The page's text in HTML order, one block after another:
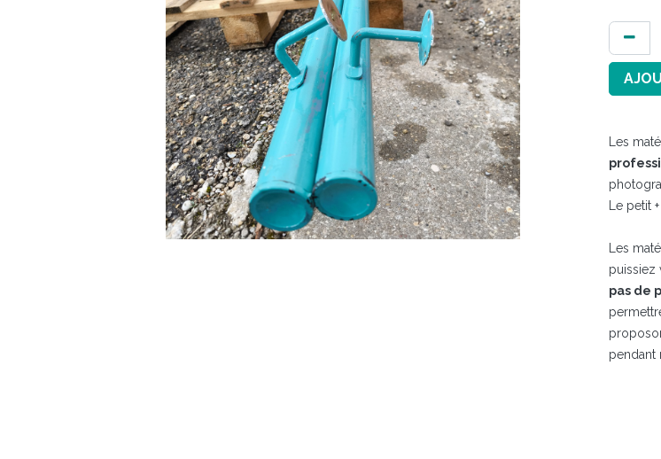
Les
Le petit +
Les
puissiez
pas de
pendant